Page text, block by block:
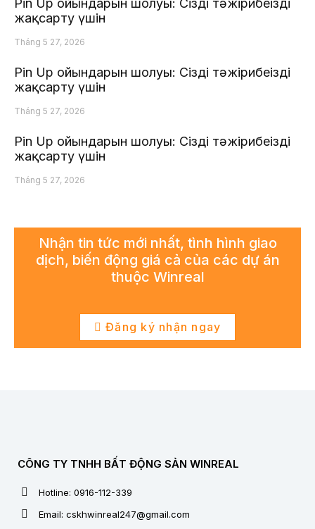
Pin Up ойындарын шолуы: Сіздің тәжірибеңізді
жақсарту үшін
Tháng 5 27, 2026
Pin Up ойындарын шолуы: Сіздің тәжірибеңізді
жақсарту үшін
Tháng 5 27, 2026
Pin Up ойындарын шолуы: Сіздің тәжірибеңізді
жақсарту үшін
Tháng 5 27, 2026
Nhận tin tức mới nhất, tình hình giao
dịch, biến động giá cả của các dự án
thuộc Winreal
Đăng ký nhận ngay
CÔNG TY TNHH BẤT ĐỘNG SẢN WINREAL
Hotline: 0916-112-339
Email: cskhwinreal247@gmail.com